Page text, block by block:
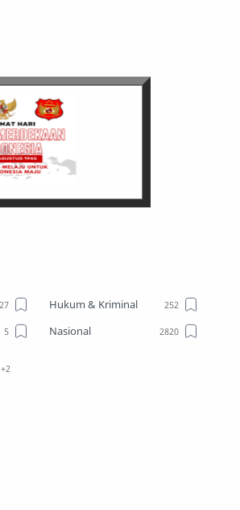
Hukum & Kriminal
Nasional